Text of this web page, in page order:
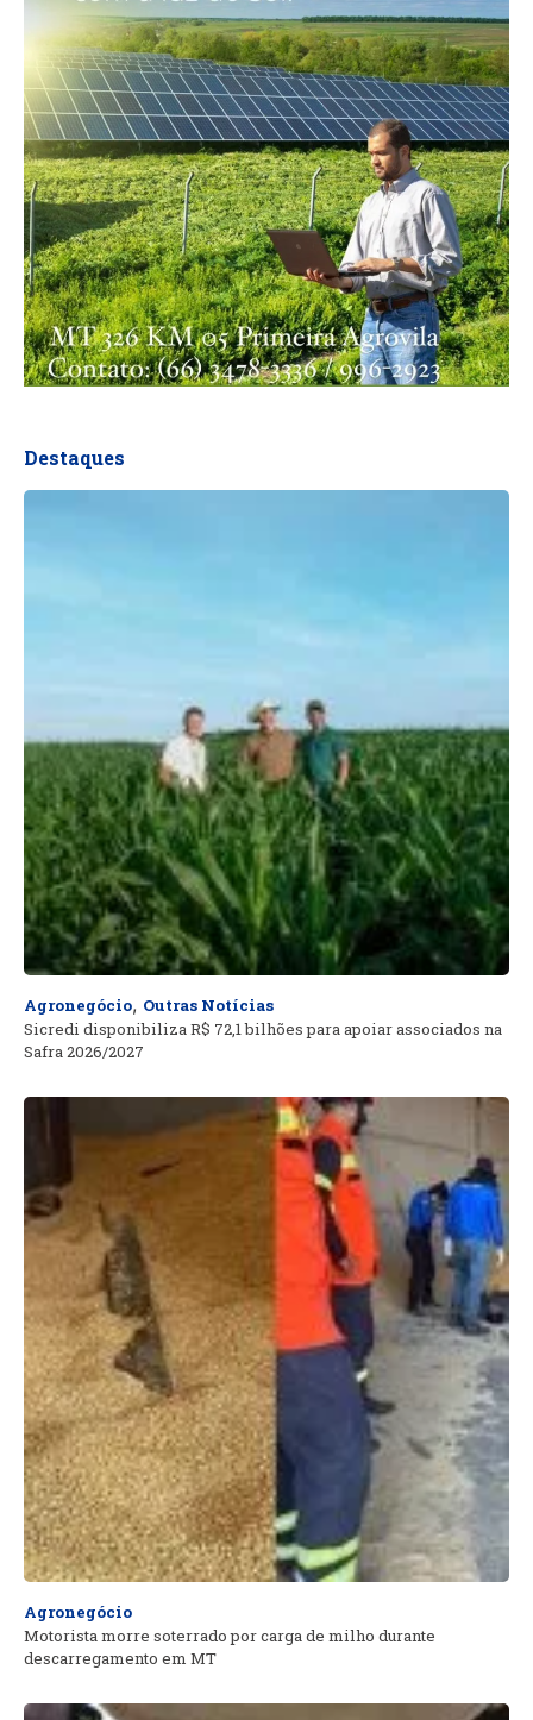
Destaques
Agronegócio, Outras Notícias
Sicredi disponibiliza R$ 72,1 bilhões para apoiar associados na
Safra 2026/2027
Agronegócio
Motorista morre soterrado por carga de milho durante
descarregamento em MT